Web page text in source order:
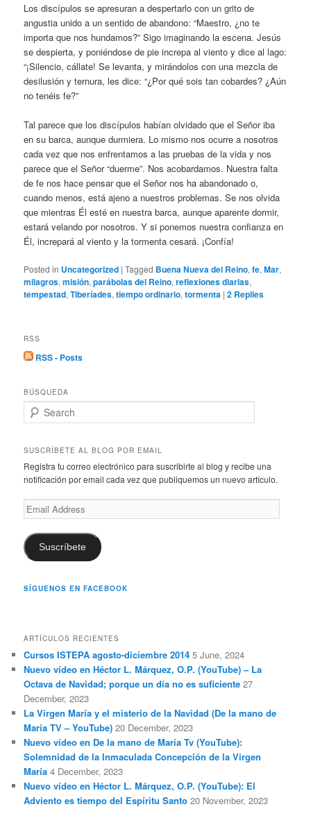
Los discípulos se apresuran a despertarlo con un grito de
angustia unido a un sentido de abandono: “Maestro, ¿no te
importa que nos hundamos?” Sigo imaginando la escena. Jesús
se despierta, y poniéndose de pie increpa al viento y dice al lago:
“¡Silencio, cállate! Se levanta, y mirándolos con una mezcla de
desilusión y ternura, les dice: “¿Por qué sois tan cobardes? ¿Aún
no tenéis fe?”
Tal parece que los discípulos habían olvidado que el Señor iba
en su barca, aunque durmiera. Lo mismo nos ocurre a nosotros
cada vez que nos enfrentamos a las pruebas de la vida y nos
parece que el Señor “duerme”. Nos acobardamos. Nuestra falta
de fe nos hace pensar que el Señor nos ha abandonado o,
cuando menos, está ajeno a nuestros problemas. Se nos olvida
que mientras Él esté en nuestra barca, aunque aparente dormir,
estará velando por nosotros. Y si ponemos nuestra confianza en
Él, increpará al viento y la tormenta cesará. ¡Confía!
Posted in Uncategorized |Tagged Buena Nueva del Reino,fe,Mar,
milagros,misión,parábolas del Reino,reflexiones diarias,
tempestad,Tiberíades,tiempo ordinario,tormenta |2 Replies
RSS
RSS - Posts
BÚSQUEDA
e
r
h
SUSCRÍBETE AL BLOG POR EMAIL
Registra tu correo electrónico para suscribirte al blog y recibe una
notificación por email cada vez que publiquemos un nuevo artículo.
Email
Address
Suscríbete
SÍGUENOS EN FACEBOOK
ARTÍCULOS RECIENTES
Cursos ISTEPA agosto-diciembre 2014 5 June, 2024
Nuevo vídeo en Héctor L. Márquez, O.P. (YouTube) – La
Octava de Navidad; porque un día no es suficiente 27
December, 2023
La Virgen María y el misterio de la Navidad (De la mano de
María TV – YouTube) 20 December, 2023
Nuevo vídeo en De la mano de María Tv (YouTube):
Solemnidad de la Inmaculada Concepción de la Virgen
María 4 December, 2023
Nuevo vídeo en Héctor L. Márquez, O.P. (YouTube): El
Adviento es tiempo del Espíritu Santo 20 November, 2023